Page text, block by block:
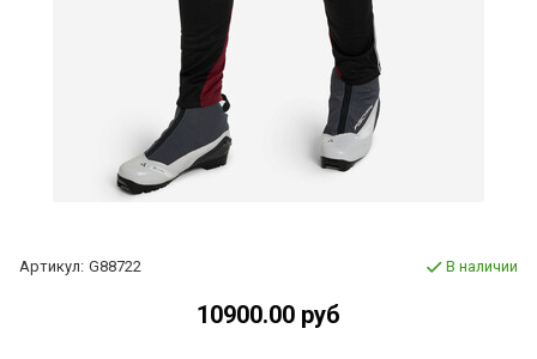
Артикул: G88722 В наличии
10900.00 руб